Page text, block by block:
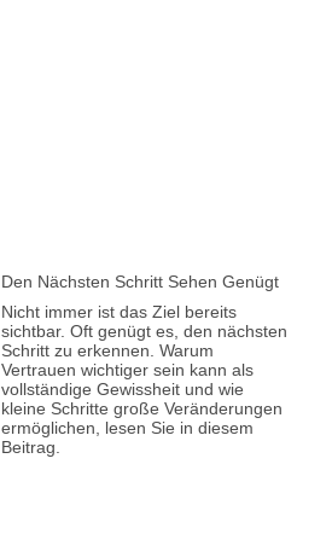
Den Nächsten Schritt Sehen Genügt
Nicht immer ist das Ziel bereits
sichtbar. Oft genügt es, den nächsten
Schritt zu erkennen. Warum
Vertrauen wichtiger sein kann als
vollständige Gewissheit und wie
kleine Schritte große Veränderungen
ermöglichen, lesen Sie in diesem
Beitrag.